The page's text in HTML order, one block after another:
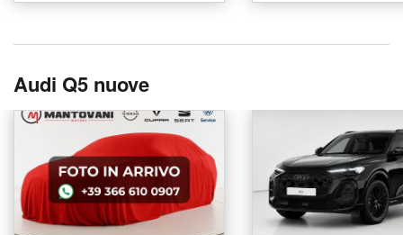
Audi Q5 nuove